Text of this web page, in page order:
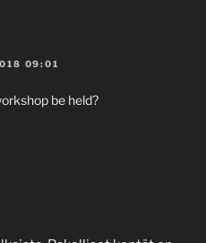
09:01
be held?